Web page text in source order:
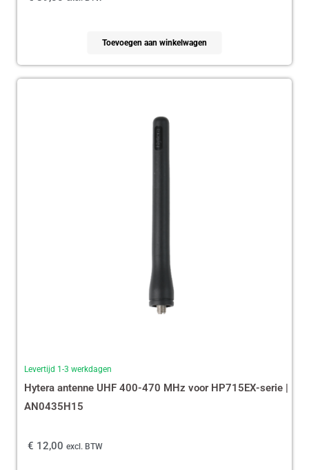
Toevoegen aan winkelwagen
Levertijd 1-3 werkdagen
Hytera antenne UHF 400-470 MHz voor HP715EX-serie |
AN0435H15
€ 12,00 excl. BTW